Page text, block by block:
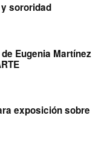
sororidad
Eugenia Martínez
exposición sobre